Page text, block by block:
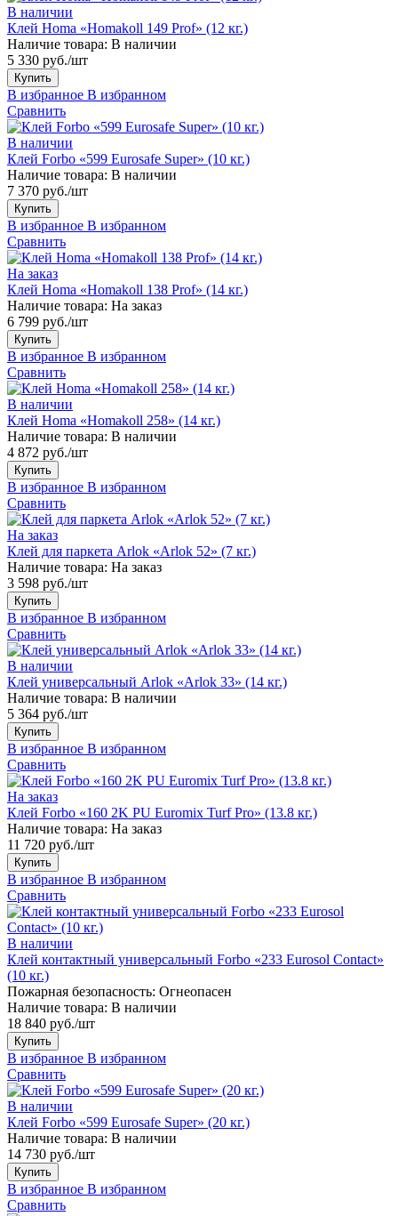
В наличии
Клей Homa «Homakoll 149 Prof» (12 кг.)
Наличие товара: В наличии
5 330 руб./шт
Купить
В избранное В избранном
Сравнить
В наличии
Клей Forbo «599 Eurosafe Super» (10 кг.)
Наличие товара: В наличии
7 370 руб./шт
Купить
В избранное В избранном
Сравнить
На заказ
Клей Homa «Homakoll 138 Prof» (14 кг.)
Наличие товара: На заказ
6 799 руб./шт
Купить
В избранное В избранном
Сравнить
В наличии
Клей Homa «Homakoll 258» (14 кг.)
Наличие товара: В наличии
4 872 руб./шт
Купить
В избранное В избранном
Сравнить
На заказ
Клей для паркета Arlok «Arlok 52» (7 кг.)
Наличие товара: На заказ
3 598 руб./шт
Купить
В избранное В избранном
Сравнить
В наличии
Клей универсальный Arlok «Arlok 33» (14 кг.)
Наличие товара: В наличии
5 364 руб./шт
Купить
В избранное В избранном
Сравнить
На заказ
Клей Forbo «160 2K PU Euromix Turf Pro» (13.8 кг.)
Наличие товара: На заказ
11 720 руб./шт
Купить
В избранное В избранном
Сравнить
В наличии
Клей контактный универсальный Forbo «233 Eurosol Contact»
(10 кг.)
Пожарная безопасность: Огнеопасен
Наличие товара: В наличии
18 840 руб./шт
Купить
В избранное В избранном
Сравнить
В наличии
Клей Forbo «599 Eurosafe Super» (20 кг.)
Наличие товара: В наличии
14 730 руб./шт
Купить
В избранное В избранном
Сравнить